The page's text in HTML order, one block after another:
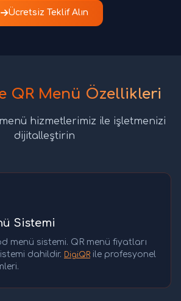
Ücretsiz Teklif Alın
QR Menü Özellikleri
hizmetlerimiz ile işletmenizi
dijitalleştirin
Sistemi
menü sistemi. QR menü fiyatları
dahildir. DigiQR ile profesyonel